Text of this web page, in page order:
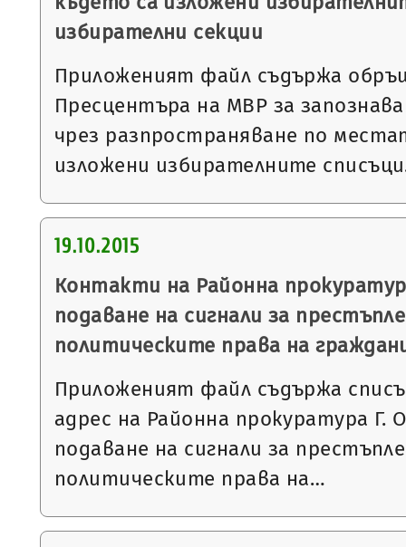
избирателни секции
Приложеният файл съдържа
Пресцентъра на МВР за
чрез разпространяване по
изложени избирателните
19.10.2015
Контакти на Районна
подаване на сигнали за
политическите права на
Приложеният файл съдържа
адрес на Районна прокуратура Г.
подаване на сигнали за
политическите права на…